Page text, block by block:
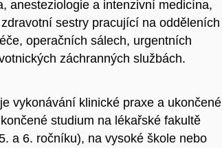
anesteziologie a intenzivní medicína,
sestry pracující na odděleních
operačních sálech, urgentních
záchranných službách.
vykonávání klinické praxe a ukončené
studium na lékařské fakultě
a 6. ročníku), na vysoké škole nebo